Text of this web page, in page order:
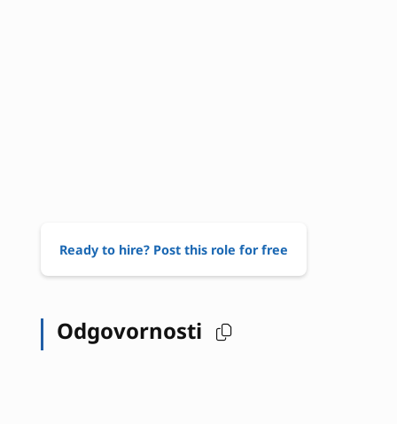
Ready to hire? Post this role for free
Odgovornosti